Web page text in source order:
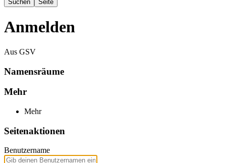
Anmelden
Aus GSV
Namensräume
Mehr
Mehr
Seitenaktionen
Benutzername